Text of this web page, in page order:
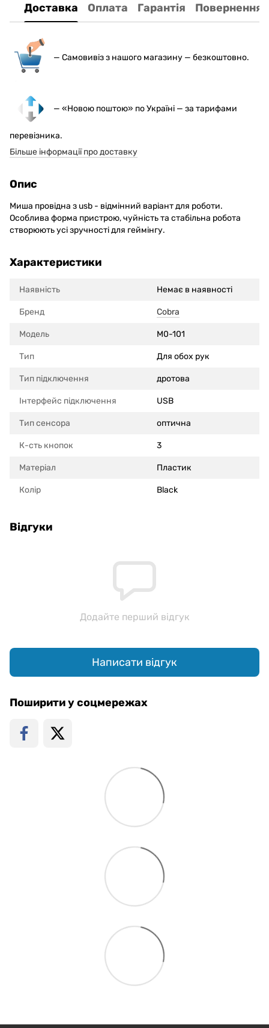
Доставка Оплата Гарантія Повернення
— Самовивіз з нашого магазину — безкоштовно.
— «Новою поштою» по Україні — за тарифами
перевізника.
Більше інформації про доставку
Опис
Миша провідна з usb - відмінний варіант для роботи.
Особлива форма пристрою, чуйність та стабільна робота
створюють усі зручності для геймінгу.
Характеристики
Наявність Немає в наявності
Бренд Cobra
Модель M0-101
Тип Для обох рук
Тип підключення дротова
Інтерфейс підключення USB
Тип сенсора оптична
К-сть кнопок 3
Матеріал Пластик
Колір Black
Відгуки
Додайте перший відгук
Написати відгук
Поширити у соцмережах